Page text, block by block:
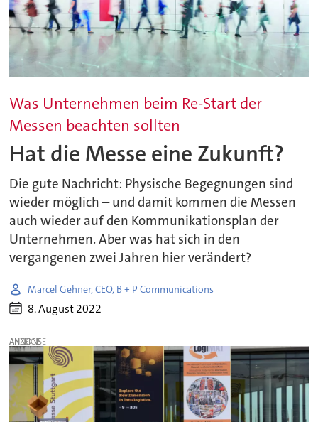
Was Unternehmen beim Re-Start der
Messen beachten sollten
Hat die Messe eine Zukunft?
Die gute Nachricht: Physische Begegnungen sind
wieder möglich – und damit kommen die Messen
auch wieder auf den Kommunikationsplan der
Unternehmen. Aber was hat sich in den
vergangenen zwei Jahren hier verändert?
Marcel Gehner, CEO, B + P Communications
8. August 2022
ANZEIGE